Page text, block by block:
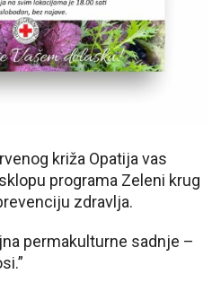
križa Opatija vas
programa Zeleni krug
zdravlja.
permakulturne sadnje –